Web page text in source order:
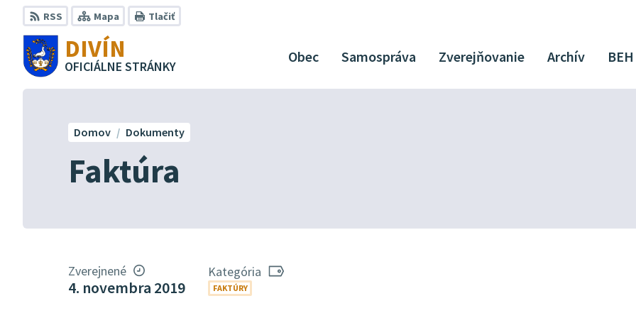
Preskočiť
na
obsah
RSS Mapa Tlačiť
DIVÍN
OFICIÁLNE STRÁNKY
Obec Samospráva Zverejňovanie Archív BEH
Faktúra
Domov Dokumenty
Zverejnené
4. novembra 2019
Kategória
FAKTÚRY